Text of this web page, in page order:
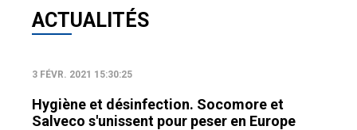
ACTUALITÉS
3 FÉVR. 2021 15:30:25
Hygiène et désinfection. Socomore et
Salveco s'unissent pour peser en Europe